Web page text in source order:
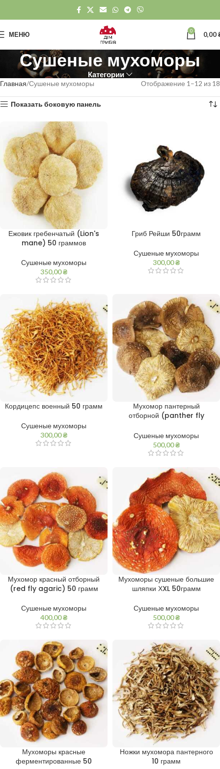
МЕНЮ 0 0,00
Сушеные мухоморы
Категории
Главная Сушеные мухоморы Отображение 1–12 из 18
Показать боковую панель
Ежовик гребенчатый (Lion's
mane) 50 граммов
Сушеные мухоморы
350,00₴
Гриб Рейши 50грамм
Сушеные мухоморы
300,00₴
Кордицепс военный 50 грамм
Сушеные мухоморы
300,00₴
Мухомор пантерный
отборной (panther fly
Сушеные мухоморы
500,00₴
Мухомор красный отборный
(red fly agaric) 50 грамм
Сушеные мухоморы
400,00₴
Мухоморы сушеные большие
шляпки ХXL 50грамм
Сушеные мухоморы
500,00₴
Мухоморы красные
ферментированные 50
Ножки мухомора пантерного
10 грамм